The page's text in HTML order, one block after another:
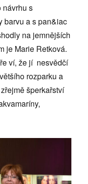
návrhu s
barvu a s pan&iac
na jemnějších
je Marie Retková.
ví, že jí nesvědčí
rozparku a
šperkařství